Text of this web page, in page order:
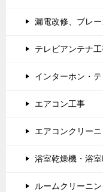
漏電改修、ブレ
テレビアンテナ
インターホン・
エアコン工事
エアコンクリー
浴室乾燥機・浴
ルームクリーニ